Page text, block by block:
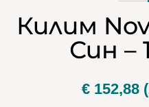
Килим
Син –
€ 152,88 (